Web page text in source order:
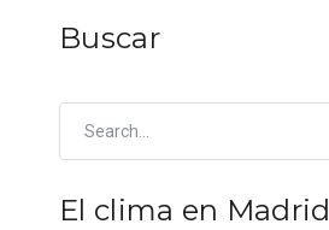
Buscar
El clima en Madrid